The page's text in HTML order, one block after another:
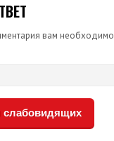
вам необходимо
слабовидящих